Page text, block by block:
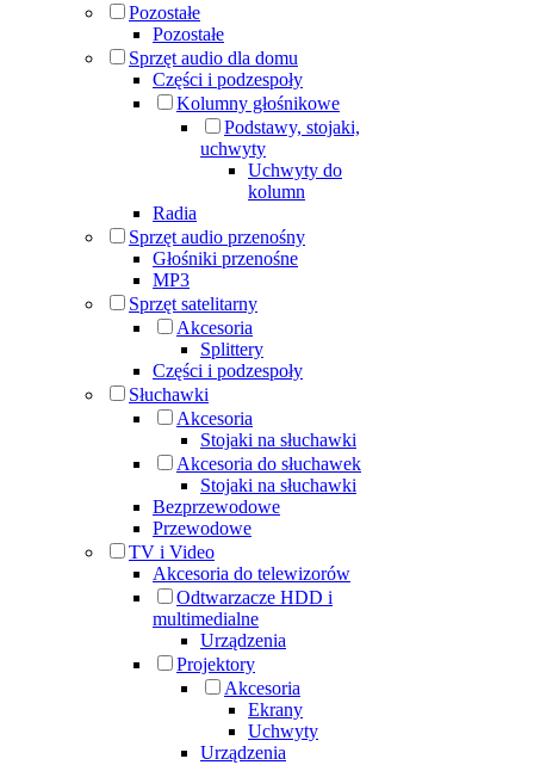
Pozostałe
Pozostałe
Sprzęt audio dla domu
Części i podzespoły
Kolumny głośnikowe
Podstawy, stojaki,
uchwyty
Uchwyty do
kolumn
Radia
Sprzęt audio przenośny
Głośniki przenośne
MP3
Sprzęt satelitarny
Akcesoria
Splittery
Części i podzespoły
Słuchawki
Akcesoria
Stojaki na słuchawki
Akcesoria do słuchawek
Stojaki na słuchawki
Bezprzewodowe
Przewodowe
TV i Video
Akcesoria do telewizorów
Odtwarzacze HDD i
multimedialne
Urządzenia
Projektory
Akcesoria
Ekrany
Uchwyty
Urządzenia